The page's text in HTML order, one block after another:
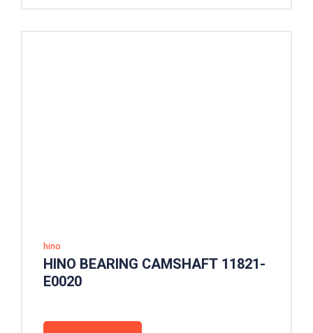
hino
HINO BEARING CAMSHAFT 11821-
E0020